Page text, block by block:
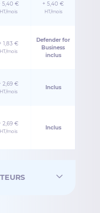
5,40 €
HT/mois
+ 5,40 €
HT/mois
1,83 €
HT/mois
Defender for
Business
inclus
2,69 €
HT/mois
Inclus
2,69 €
HT/mois
Inclus